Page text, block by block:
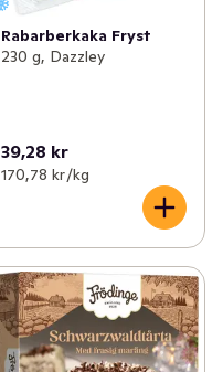
Rabarberkaka Fryst
230 g, Dazzley
39,28 kr
170,78 kr /kg